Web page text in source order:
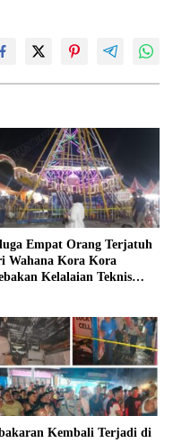
Empat Orang Terjatuh
Wahana Kora Kora
Kelalaian Teknis
Kembali Terjadi di